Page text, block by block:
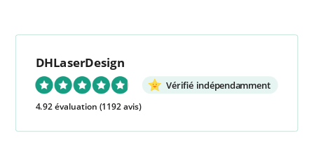
DHLaserDesign
Vérifié indépendamment
4.92 évaluation (1192 avis)